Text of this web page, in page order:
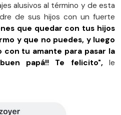
alusivos al término y de esta
de sus hijos con un fuerte
que quedar con tus hijos
y que no puedes, y luego
tu amante para pasar la
papá!! Te felicito", le